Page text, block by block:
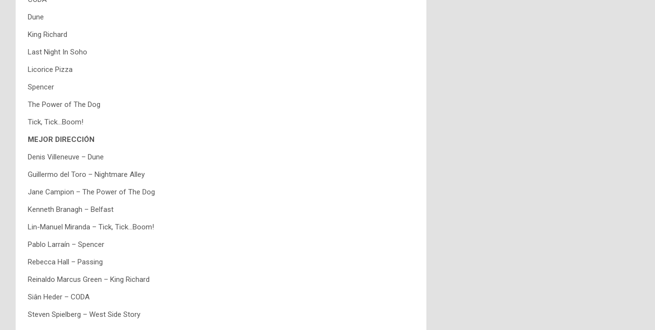
Dune
King Richard
Last Night In Soho
Licorice Pizza
Spencer
The Power of The Dog
Tick, Tick…Boom!
MEJOR DIRECCIÓN
Denis Villeneuve – Dune
Guillermo del Toro – Nightmare Alley
Jane Campion – The Power of The Dog
Kenneth Branagh – Belfast
Lin-Manuel Miranda – Tick, Tick…Boom!
Pablo Larraín – Spencer
Rebecca Hall – Passing
Reinaldo Marcus Green – King Richard
Siân Heder – CODA
Steven Spielberg – West Side Story